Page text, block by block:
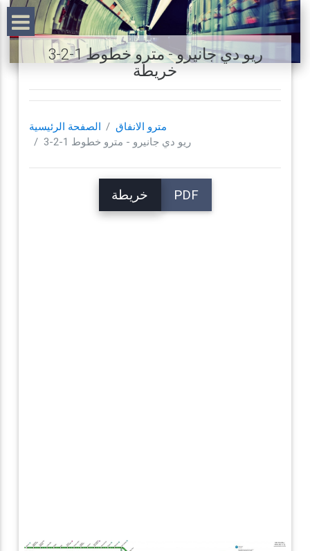
ريو دي جانيرو - مترو خطوط 1-2-3
خريطة
الصفحة الرئيسية
مترو الانفاق
ريو دي جانيرو - مترو خطوط 1-2-3
خريطة PDF